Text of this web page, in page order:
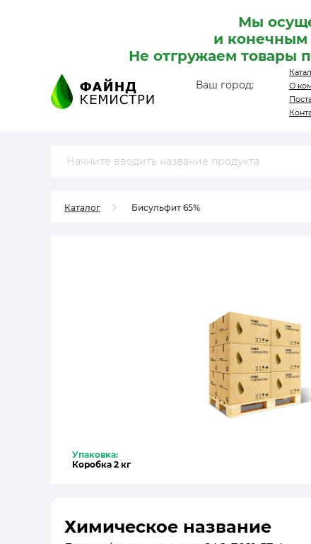
Мы
и конечным
Не отгружаем товары
Ваш город:
О
Каталог Бисульфит 65%
Упаковка:
Коробка 2 кг
Химическое название